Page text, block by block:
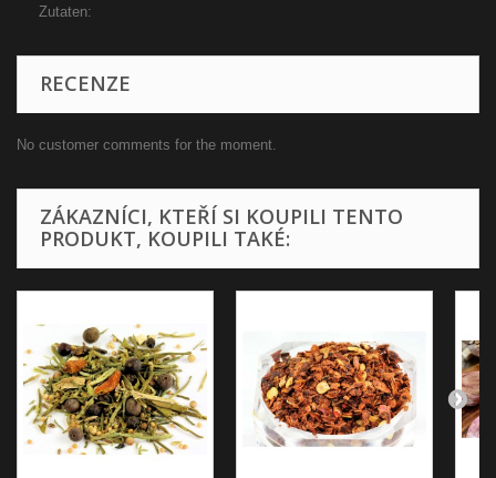
Zutaten:
RECENZE
No customer comments for the moment.
ZÁKAZNÍCI, KTEŘÍ SI KOUPILI TENTO
PRODUKT, KOUPILI TAKÉ: